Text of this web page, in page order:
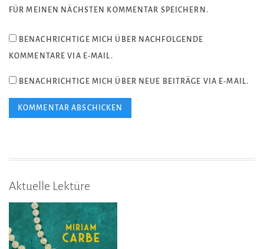
FÜR MEINEN NÄCHSTEN KOMMENTAR SPEICHERN.
BENACHRICHTIGE MICH ÜBER NACHFOLGENDE
KOMMENTARE VIA E-MAIL.
BENACHRICHTIGE MICH ÜBER NEUE BEITRÄGE VIA E-MAIL.
Aktuelle Lektüre